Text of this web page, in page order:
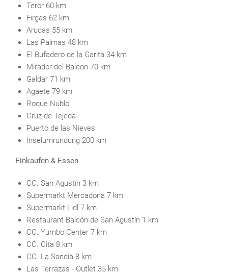
Teror 60 km
Firgas 62 km
Arucas 55 km
Las Palmas 48 km
El Bufadero de la Garita 34 km
Mirador del Balcon 70 km
Galdar 71 km
Agaete 79 km
Roque Nublo
Cruz de Tejeda
Puerto de las Nieves
Inselumrundung 200 km
Einkaufen & Essen
CC. San Agustín 3 km
Supermarkt Mercadona 7 km
Supermarkt Lidl 7 km
Restaurant Balcón de San Agustín 1 km
CC. Yumbo Center 7 km
CC. Cita 8 km
CC. La Sandia 8 km
Las Terrazas - Outlet 35 km